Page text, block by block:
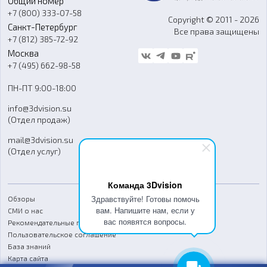
Команда 3Dvision
Здравствуйте! Готовы помочь
вам. Напишите нам, если у
вас появятся вопросы.
Программное обеспечение
Ремонт и услуги
Контакты
Гос. закупки
Стать дилером
Блог
FAQ
+7 (800) 333-07-58
Санкт-Петербург
+7 (812) 385-72-92
Москва
+7 (495) 662-98-58
ПН-ПТ 9:00-18:00
info@3dvision.su
(Отдел продаж)
mail@3dvision.su
(Отдел услуг)
Copyright © 2011 - 2026
Все права защищены
Обзоры
СМИ о нас
Рекомендательные письма
Пользовательское соглашение
База знаний
Карта сайта